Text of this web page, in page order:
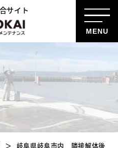
サイト
MENU
岐阜県岐阜市内 隣接解体後